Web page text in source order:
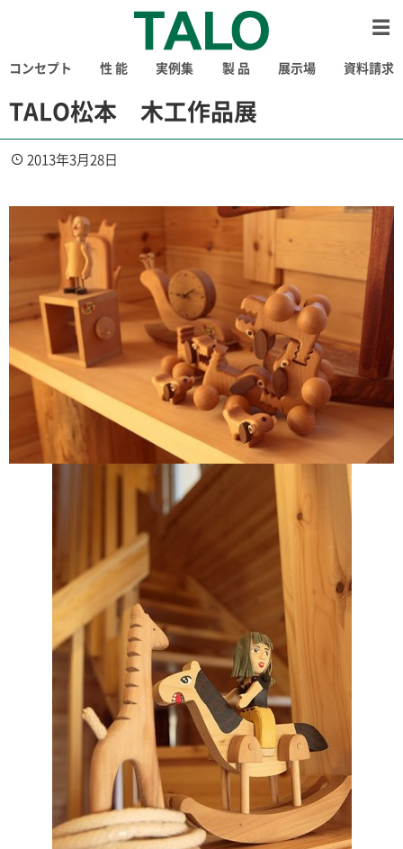
コンセプト 性 能 実例集 製 品 展示場 資料請求
TALO松本 木工作品展
2013年3月28日